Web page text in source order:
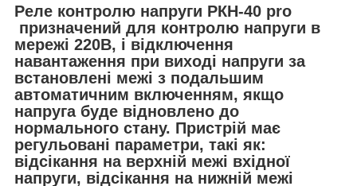
Реле контролю напруги РКН-40 pro
призначений для контролю напруги в
мережі 220В, і відключення
навантаження при виході напруги за
встановлені межі з подальшим
автоматичним включенням, якщо
напруга буде відновлено до
нормального стану. Пристрій має
регульовані параметри, такі як:
відсікання на верхній межі вхідної
напруги, відсікання на нижній межі